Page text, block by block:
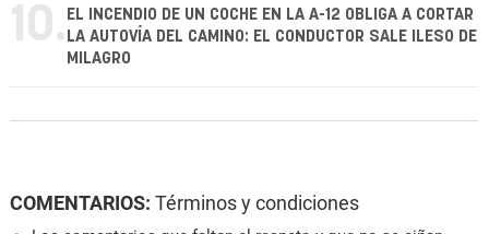
10. EL INCENDIO DE UN COCHE EN LA A-12 OBLIGA A CORTAR
LA AUTOVÍA DEL CAMINO: EL CONDUCTOR SALE ILESO DE
MILAGRO
COMENTARIOS: Términos y condiciones